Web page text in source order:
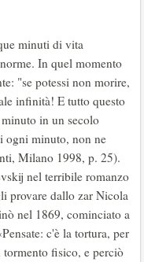
minuti di vita
In quel momento
"se potessi non morire,
infinità! E tutto questo
in un secolo
ogni minuto, non ne
Milano 1998, p. 25).
nel terribile romanzo
provare dallo zar Nicola
nel 1869, cominciato a
c'è la tortura, per
tormento fisico, e perciò